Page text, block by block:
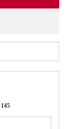
145